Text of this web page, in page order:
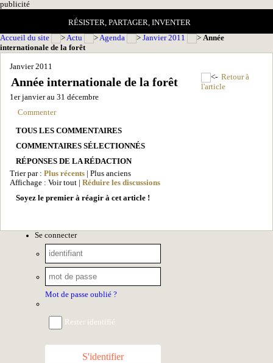
publicité
RÉSISTER, PARTAGER, INVENTER
Accueil du site
Actu Agenda Janvier 2011
Année
internationale de la forêt
Janvier 2011
Année internationale de la forêt
Retour à
l'article
1er janvier au 31 décembre
Commenter
TOUS LES COMMENTAIRES
COMMENTAIRES SÉLECTIONNÉS
RÉPONSES DE LA RÉDACTION
Trier par : Plus récents | Plus anciens
Affichage : Voir tout | Réduire les discussions
Soyez le premier à réagir à cet article !
Se connecter
Mot de passe oublié ?
Rester identifié
S'identifier